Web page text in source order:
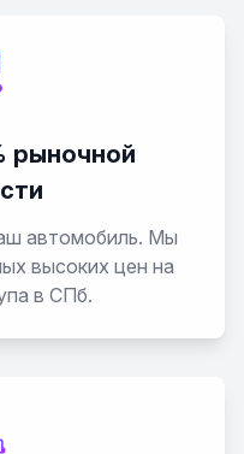
рыночной
автомобиль. Мы
высоких цен на
в СПб.